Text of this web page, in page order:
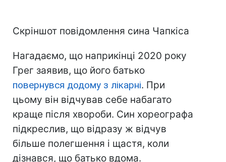
Скріншот повідомлення сина Чапкіса
Нагадаємо, що наприкінці 2020 року
Грег заявив, що його батько
повернувся додому з лікарні. При
цьому він відчував себе набагато
краще після хвороби. Син хореографа
підкреслив, що відразу ж відчув
більше полегшення і щастя, коли
дізнався, що батько вдома.